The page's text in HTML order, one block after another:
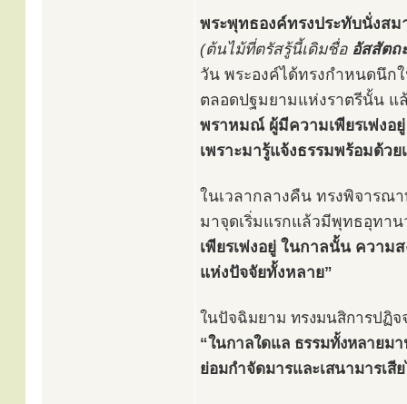
พระพุทธองค์ทรงประทับนั่งส
(ต้นไม้ที่ตรัสรู้นี้เดิมชื่อ อัสสัตถ
วัน พระองค์ได้ทรงกำหนดนึ
ตลอดปฐมยามแห่งราตรีนั้น
พราหมณ์ ผู้มีความเพียรเพ่ง
เพราะมารู้แจ้งธรรมพร้อมด้วย
ในเวลากลางคืน ทรงพิจาร
มาจุดเริ่มแรกแล้วมีพุทธอุทา
เพียรเพ่งอยู่ ในกาลนั้น ความ
แห่งปัจจัยทั้งหลาย”
ในปัจฉิมยาม ทรงมนสิการปฏิ
“ในกาลใดแล ธรรมทั้งหลาย
ย่อมกำจัดมารและเสนามารเ